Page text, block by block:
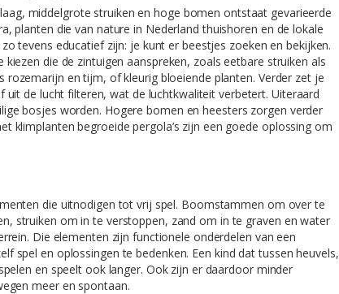
middelgrote struiken en hoge bomen ontstaat gevarieerde
planten die van nature in Nederland thuishoren en de lokale
tevens educatief zijn: je kunt er beestjes zoeken en bekijken.
die de zintuigen aanspreken, zoals eetbare struiken als
en tijm, of kleurig bloeiende planten. Verder zet je
de lucht filteren, wat de luchtkwaliteit verbetert. Uiteraard
bosjes worden. Hogere bomen en heesters zorgen verder
klimplanten begroeide pergola’s zijn een goede oplossing om
die uitnodigen tot vrij spel. Boomstammen om over te
struiken om in te verstoppen, zand om in te graven en water
Die elementen zijn functionele onderdelen van een
spel en oplossingen te bedenken. Een kind dat tussen heuvels,
en speelt ook langer. Ook zijn er daardoor minder
meer en spontaan.